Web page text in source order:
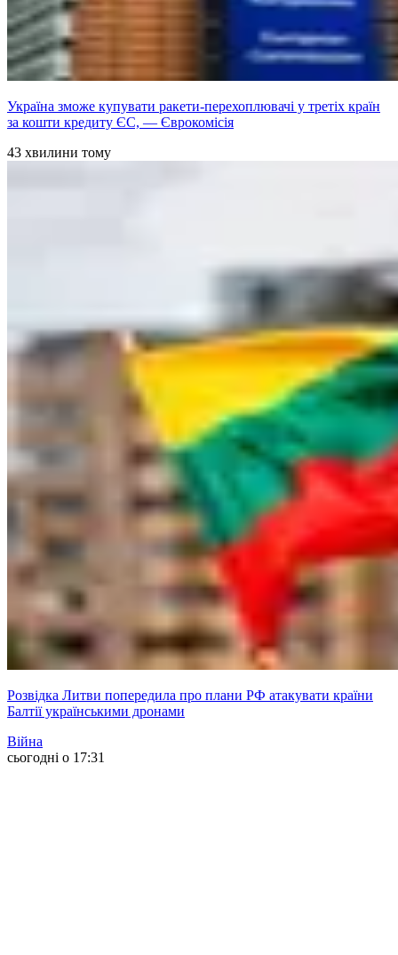
Україна зможе купувати ракети-перехоплювачі у третіх країн
за кошти кредиту ЄС, — Єврокомісія
43 хвилини тому
Розвідка Литви попередила про плани РФ атакувати країни
Балтії українськими дронами
Війна
сьогодні о 17:31